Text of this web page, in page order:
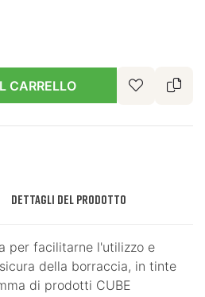
CARRELLO
Dettagli del prodotto
per facilitarne l'utilizzo e
della borraccia, in tinte
di prodotti CUBE